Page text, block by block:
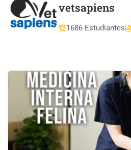
vetsapiens
1686 Estudiantes